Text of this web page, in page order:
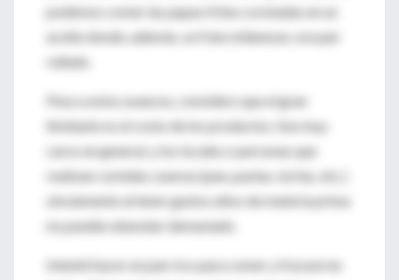
podemos comer las papas fritas cocinadas en un
aceite donde, además, se fríen milanesas con pan
rallado.
Pese a estos avances, considero que el gran
limitante es el costo de los productos. Son muy
caros en general, y los locales o personas que
realizan comidas caseras (pan, pastas, tortas, etc.)
obviamente al tener gastos altos de materia prima
no pueden abaratar demasiado.
Intenté hacer un pan rico para comer y fracasé en